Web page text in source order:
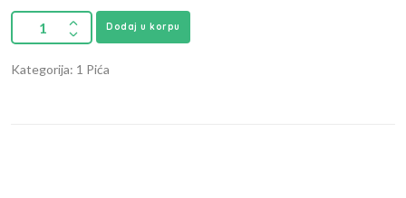
Dodaj u korpu
Kategorija: 1 Pića